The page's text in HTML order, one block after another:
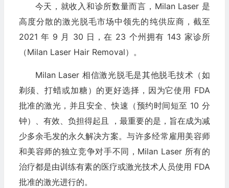
今天，就收入和诊所数量而言，Milan Laser 是
高度分散的激光脱毛市场中领先的纯供应商，截至
2021 年 9 月 30 日，在 23 个州拥有 143 家诊所
（Milan Laser Hair Removal）。
Milan Laser 相信激光脱毛是其他脱毛技术（如
剃须、打蜡或加糖）的更好选择，因为它使用 FDA
批准的激光，并且安全、快速（预约时间短至 10 分
钟）、有效、负担得起且 ，最重要的是，旨在成为减
少多余毛发的永久解决方案。与许多经常雇用美容师
和美容师的独立竞争对手不同，Milan Laser 所有的
治疗都是由训练有素的医疗或激光技术人员使用 FDA
批准的激光进行的。